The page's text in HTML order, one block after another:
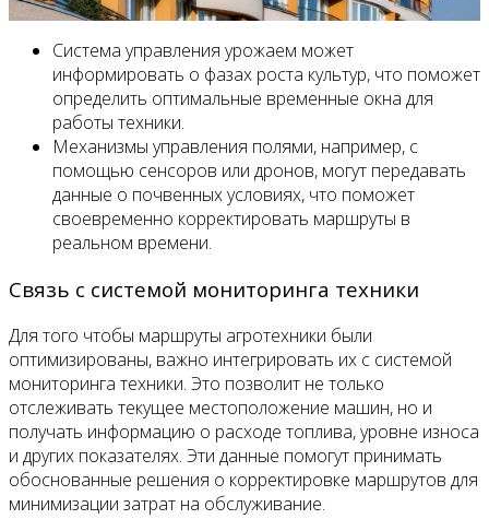
Система управления урожаем может
информировать о фазах роста культур, что поможет
определить оптимальные временные окна для
работы техники.
Механизмы управления полями, например, с
помощью сенсоров или дронов, могут передавать
данные о почвенных условиях, что поможет
своевременно корректировать маршруты в
реальном времени.
Связь с системой мониторинга техники
Для того чтобы маршруты агротехники были
оптимизированы, важно интегрировать их с системой
мониторинга техники. Это позволит не только
отслеживать текущее местоположение машин, но и
получать информацию о расходе топлива, уровне износа
и других показателях. Эти данные помогут принимать
обоснованные решения о корректировке маршрутов для
минимизации затрат на обслуживание.